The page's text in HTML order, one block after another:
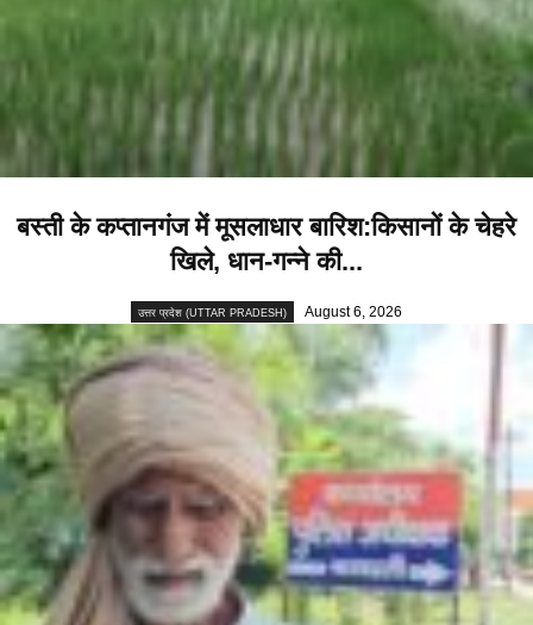
बस्ती के कप्तानगंज में मूसलाधार बारिश:किसानों के चेहरे
खिले, धान-गन्ने की...
उत्तर प्रदेश (UTTAR PRADESH) August 6, 2026